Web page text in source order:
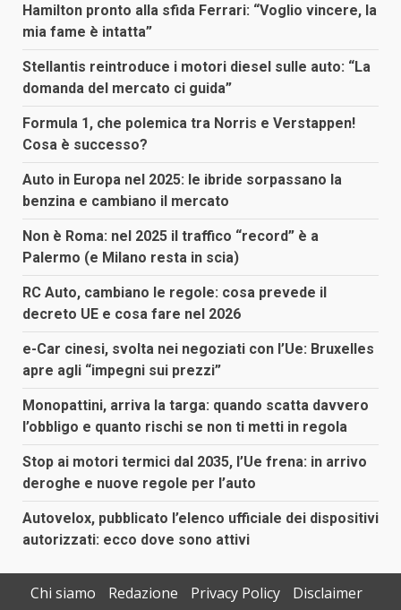
Hamilton pronto alla sfida Ferrari: “Voglio vincere, la
mia fame è intatta”
Stellantis reintroduce i motori diesel sulle auto: “La
domanda del mercato ci guida”
Formula 1, che polemica tra Norris e Verstappen!
Cosa è successo?
Auto in Europa nel 2025: le ibride sorpassano la
benzina e cambiano il mercato
Non è Roma: nel 2025 il traffico “record” è a
Palermo (e Milano resta in scia)
RC Auto, cambiano le regole: cosa prevede il
decreto UE e cosa fare nel 2026
e-Car cinesi, svolta nei negoziati con l’Ue: Bruxelles
apre agli “impegni sui prezzi”
Monopattini, arriva la targa: quando scatta davvero
l’obbligo e quanto rischi se non ti metti in regola
Stop ai motori termici dal 2035, l’Ue frena: in arrivo
deroghe e nuove regole per l’auto
Autovelox, pubblicato l’elenco ufficiale dei dispositivi
autorizzati: ecco dove sono attivi
Chi siamo Redazione Privacy Policy Disclaimer